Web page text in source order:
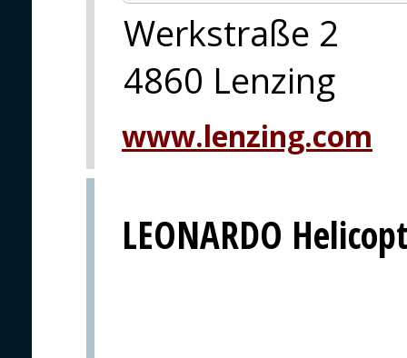
Werkstraße 2
4860 Lenzing
www.lenzing.com
LEONARDO